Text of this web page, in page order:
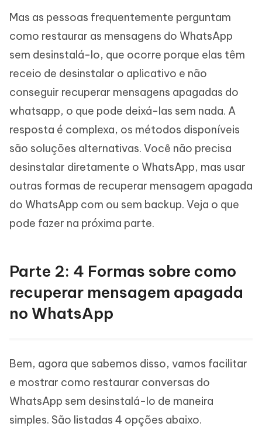
Mas as pessoas frequentemente perguntam
como restaurar as mensagens do WhatsApp
sem desinstalá-lo, que ocorre porque elas têm
receio de desinstalar o aplicativo e não
conseguir recuperar mensagens apagadas do
whatsapp, o que pode deixá-las sem nada. A
resposta é complexa, os métodos disponíveis
são soluções alternativas. Você não precisa
desinstalar diretamente o WhatsApp, mas usar
outras formas de recuperar mensagem apagada
do WhatsApp com ou sem backup. Veja o que
pode fazer na próxima parte.
Parte 2: 4 Formas sobre como
recuperar mensagem apagada
no WhatsApp
Bem, agora que sabemos disso, vamos facilitar
e mostrar como restaurar conversas do
WhatsApp sem desinstalá-lo de maneira
simples. São listadas 4 opções abaixo.